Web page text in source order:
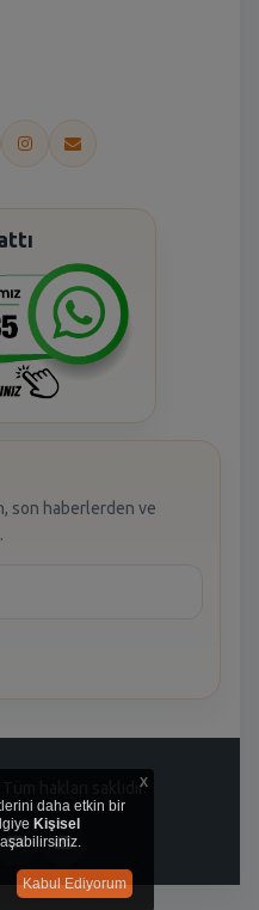
son haberlerden ve
hakları saklıdır.
x
daha etkin bir
Kişisel
Kabul Ediyorum